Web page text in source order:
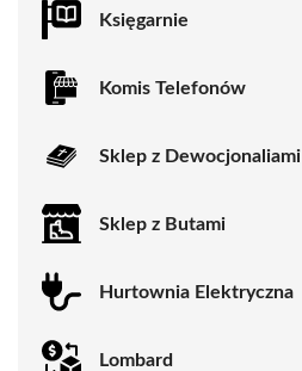
Księgarnie
Komis Telefonów
Sklep z Dewocjonaliami
Sklep z Butami
Hurtownia Elektryczna
Lombard